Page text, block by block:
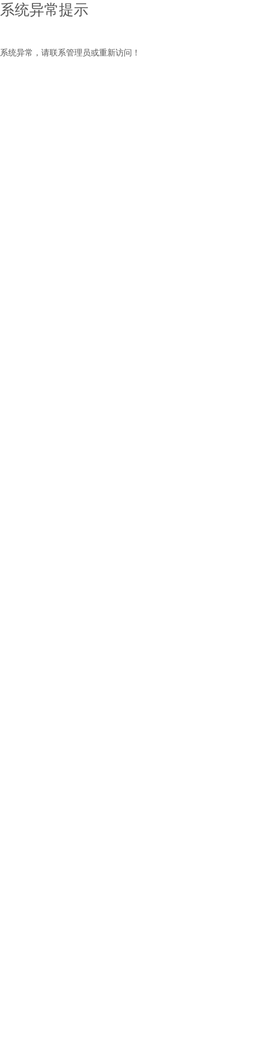
系统异常提示
系统异常，请联系管理员或重新访问！